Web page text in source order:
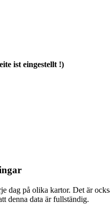
ist eingestellt !)
dag på olika kartor. Det är
denna data är fullständig.